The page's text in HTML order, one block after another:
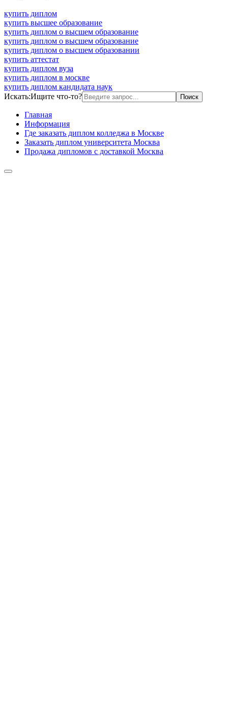
купить диплом
купить высшее образование
купить диплом о высшем образование
купить диплом о высшем образование
купить диплом о высшем образовании
купить аттестат
купить диплом вуза
купить диплом в москве
купить диплом кандидата наук
Искать:Ищите что-то?
Главная
Информация
Где заказать диплом колледжа в Москве
Заказать диплом университета Москва
Продажа дипломов с доставкой Москва